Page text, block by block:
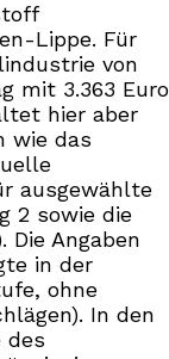
Lippe. Für
von
mit 3.363 Euro
hier aber
wie das
ausgewählte
2 sowie die
Die Angaben
in der
ohne
In den
des